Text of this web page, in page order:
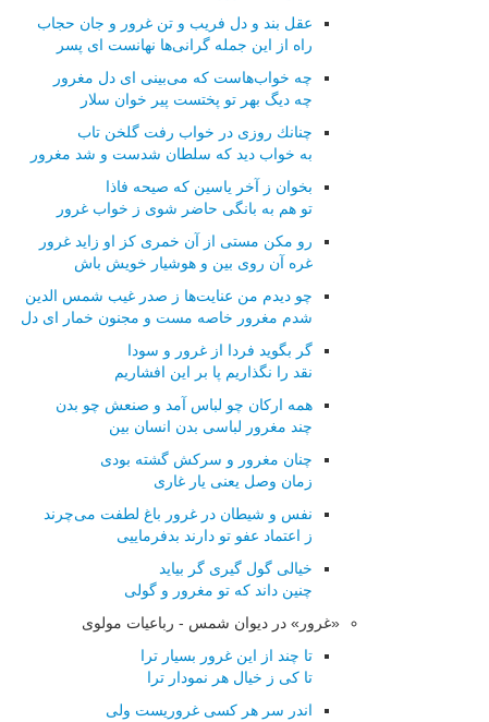
عقل بند و دل فریب و تن غرور و جان حجاب
راه از این جمله گرانی‌ها نهانست ای پسر
چه خواب‌هاست كه می‌بینی ای دل مغرور
چه دیگ بهر تو پختست پیر خوان سلار
چنانك روزی در خواب رفت گلخن تاب
به خواب دید كه سلطان شدست و شد مغرور
بخوان ز آخر یاسین كه صیحه فاذا
تو هم به بانگی حاضر شوی ز خواب غرور
رو مكن مستی از آن خمری كز او زاید غرور
غره آن روی بین و هوشیار خویش باش
چو دیدم من عنایت‌ها ز صدر غیب شمس الدین
شدم مغرور خاصه مست و مجنون خمار ای دل
گر بگوید فردا از غرور و سودا
نقد را نگذاریم پا بر این افشاریم
همه اركان چو لباس آمد و صنعش چو بدن
چند مغرور لباسی بدن انسان بین
چنان مغرور و سركش گشته بودی
زمان وصل یعنی یار غاری
نفس و شیطان در غرور باغ لطفت می‌چرند
ز اعتماد عفو تو دارند بدفرماییی
خیالی گول گیری گر بیاید
چنین داند كه تو مغرور و گولی
«غرور» در دیوان شمس - رباعیات مولوی
تا چند از این غرور بسیار ترا
تا کی ز خیال هر نمودار ترا
اندر سر هر کسی غروریست ولی